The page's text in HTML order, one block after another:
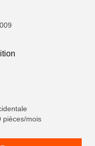
pièces/mois